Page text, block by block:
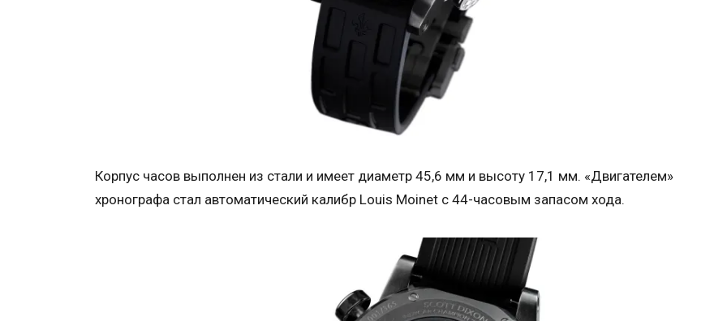
Корпус часов выполнен из стали и имеет диаметр 45,6 мм и высоту 17,1 мм. «Двигателем»
хронографа стал автоматический калибр Louis Moinet с 44-часовым запасом хода.